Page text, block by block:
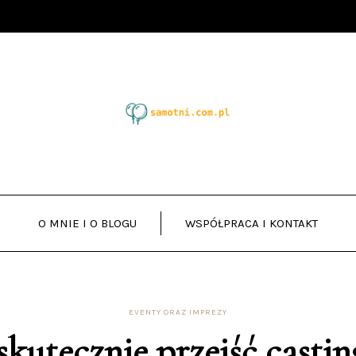
O MNIE I O BLOGU WSPÓŁPRACA I KONTAKT
EVENTY ORAZ IMPREZY